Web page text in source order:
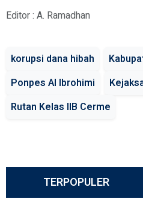
Editor : A. Ramadhan
korupsi dana hibah
Ponpes Al Ibrohimi
Rutan Kelas IIB Cerme
TERPOPULER